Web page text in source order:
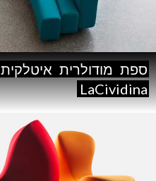
ספת מודולרית איטלקית
LaCividina